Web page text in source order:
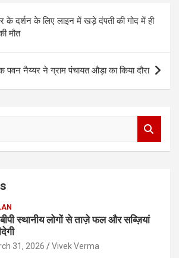
के दर्शन के लिए लाइन में खड़े दंपती की गोद में ही
मौत
पवन नैय्यर ने ग्राम पंचायत औड़ा का किया दौरा
स्थानीय लोगों से ताज़े फल और सब्ज़ियां
31, 2026 Vivek Verma